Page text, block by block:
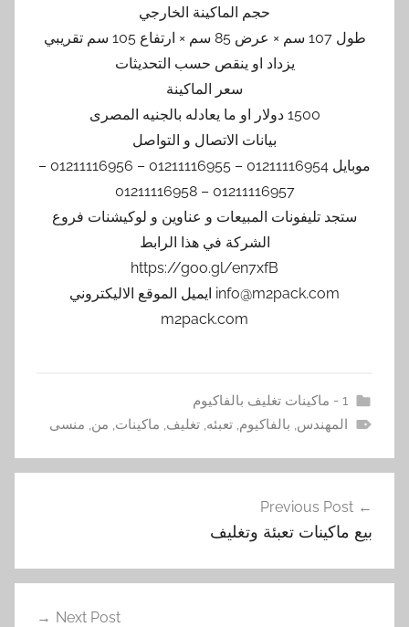
حجم الماكينة الخارجي
طول 107 سم × عرض 85 سم × ارتفاع 105 سم تقريبي
يزداد او ينقص حسب التحديثات
سعر الماكينة
1500 دولار او ما يعادله بالجنيه المصرى
بيانات الاتصال و التواصل
موبايل 01211116954 – 01211116955 – 01211116956 –
01211116957 – 01211116958
ستجد تليفونات المبيعات و عناوين و لوكيشنات فروع
الشركة في هذا الرابط
https://goo.gl/en7xfB
info@m2pack.com ايميل الموقع الاليكتروني
m2pack.com
1 - ماكينات تغليف بالفاكيوم
المهندس, بالفاكيوم,تعبئه,تغليف, ماكينات, من, منسى
المقالات
Previous Post
بيع ماكينات تعبئة وتغليف
Next Post